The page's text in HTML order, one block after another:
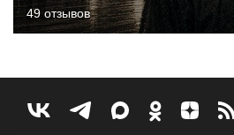
49 отзывов